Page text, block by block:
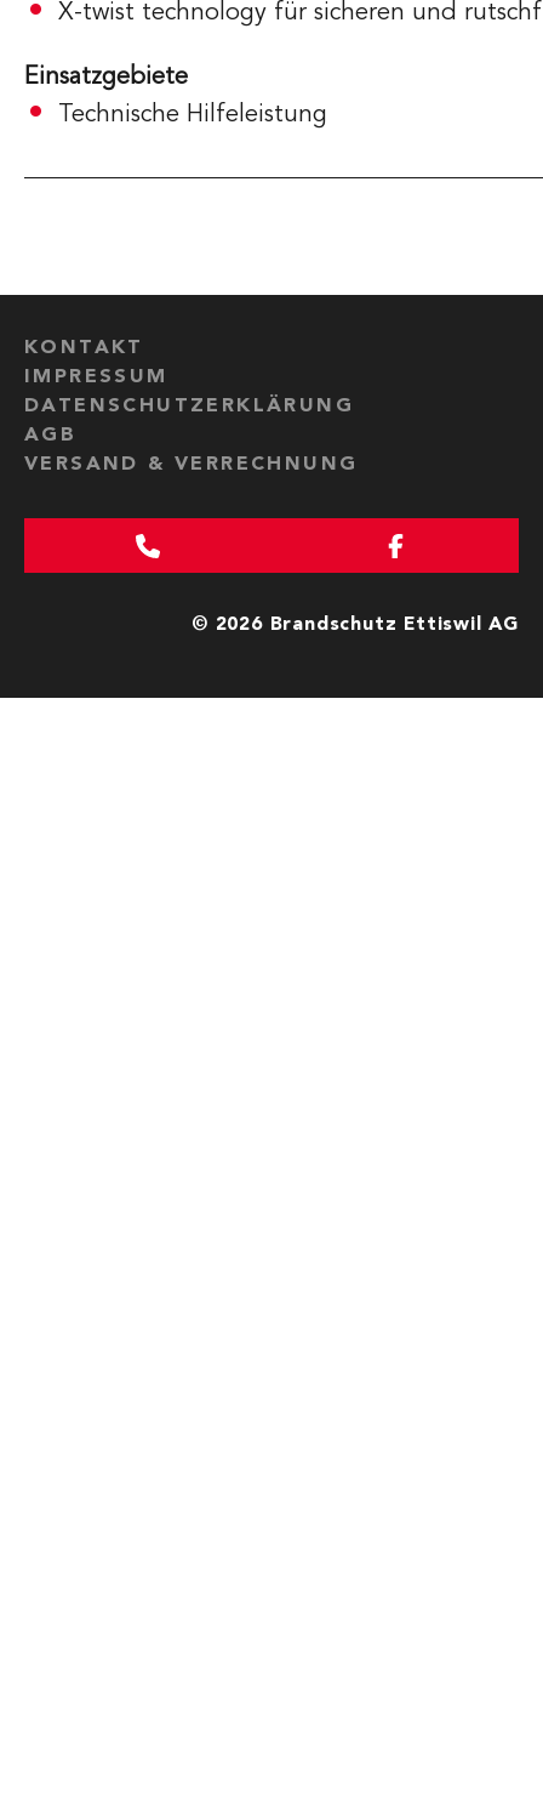
X-twist technology für sicheren und
Einsatzgebiete
Technische Hilfeleistung
© 2026 Brandschutz Ettiswil AG
KONTAKT
IMPRESSUM
DATENSCHUTZERKLÄRUNG
AGB
VERSAND & VERRECHNUNG